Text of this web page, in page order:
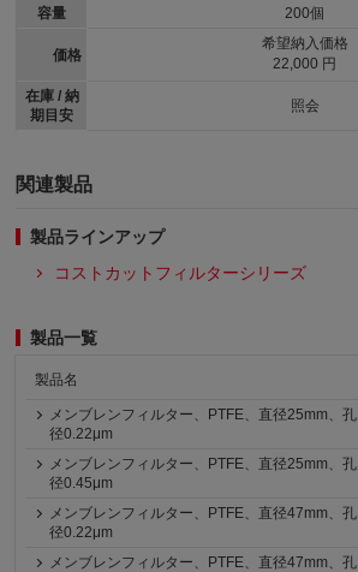
容量
価格
在庫 / 納
期目安
200個
希望納入価格
22,000 円
照会
関連製品
製品ラインアップ
コストカットフィルターシリーズ
製品一覧
製品名
メンブレンフィルター、PTFE、直径25mm、孔
径0.22μm
メンブレンフィルター、PTFE、直径25mm、孔
径0.45μm
メンブレンフィルター、PTFE、直径47mm、孔
径0.22μm
メンブレンフィルター、PTFE、直径47mm、孔